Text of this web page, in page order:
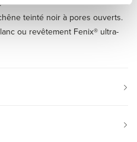
teinté noir à pores ouverts.
ou revêtement Fenix® ultra-